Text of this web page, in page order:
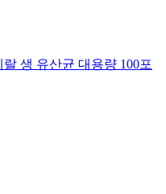
생 유산균 대용량 100포